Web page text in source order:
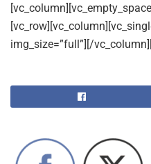
img_size=”full”][/